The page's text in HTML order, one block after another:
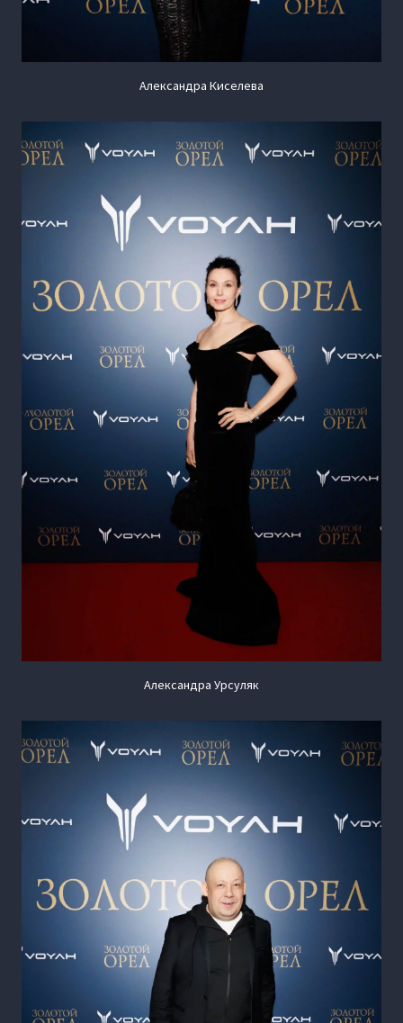
Александра Киселева
Александра Урсуляк